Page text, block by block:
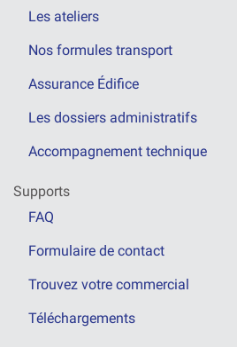
Les ateliers
Nos formules transport
Assurance Édifice
Les dossiers administratifs
Accompagnement technique
Supports
FAQ
Formulaire de contact
Trouvez votre commercial
Téléchargements